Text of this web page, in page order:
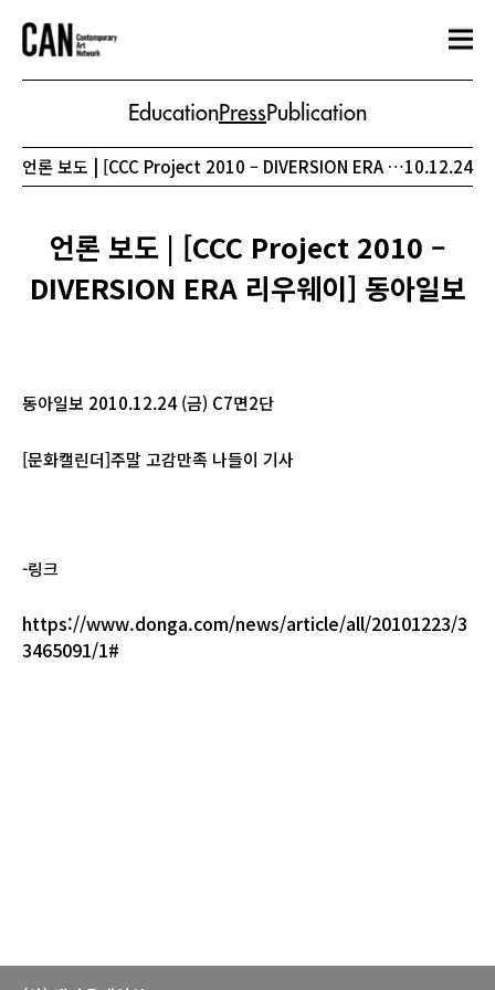
EducationPressPublication
언론 보도 | [CCC Project 2010 – DIVERSION ERA 리우웨이] 동아일보10.12.24
언론 보도 | [CCC Project 2010 –
DIVERSION ERA 리우웨이] 동아일보
동아일보 2010.12.24 (금) C7면2단
[문화캘린더]주말 고감만족 나들이 기사
-링크
https://www.donga.com/news/article/all/20101223/3
3465091/1#